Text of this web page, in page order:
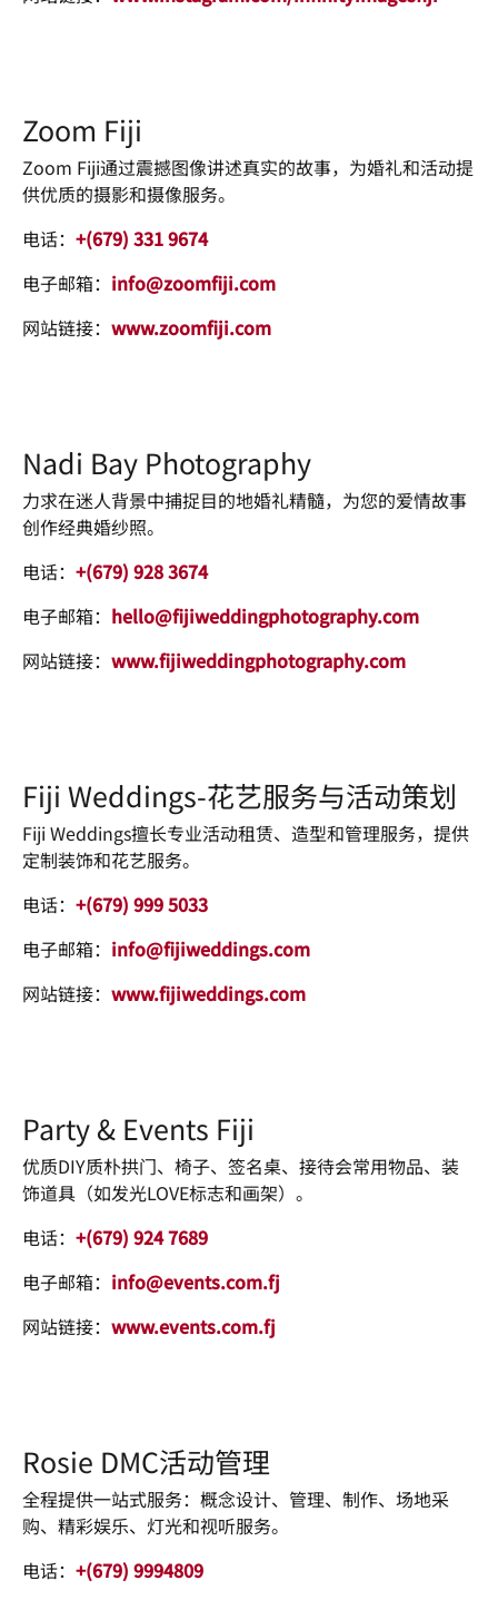
Zoom Fiji
Zoom Fiji通过震撼图像讲述真实的故事，为婚礼和活动提
供优质的摄影和摄像服务。
电话： +(679) 331 9674
电子邮箱： info@zoomfiji.com
网站链接： www.zoomfiji.com
Nadi Bay Photography
力求在迷人背景中捕捉目的地婚礼精髓，为您的爱情故事
创作经典婚纱照。
电话： +(679) 928 3674
电子邮箱： hello@fijiweddingphotography.com
网站链接： www.fijiweddingphotography.com
Fiji Weddings-花艺服务与活动策划
Fiji Weddings擅长专业活动租赁、造型和管理服务，提供
定制装饰和花艺服务。
电话： +(679) 999 5033
电子邮箱： info@fijiweddings.com
网站链接： www.fijiweddings.com
Party & Events Fiji
优质DIY质朴拱门、椅子、签名桌、接待会常用物品、装
饰道具（如发光LOVE标志和画架）。
电话： +(679) 924 7689
电子邮箱： info@events.com.fj
网站链接： www.events.com.fj
Rosie DMC活动管理
全程提供一站式服务：概念设计、管理、制作、场地采
购、精彩娱乐、灯光和视听服务。
电话： +(679) 9994809